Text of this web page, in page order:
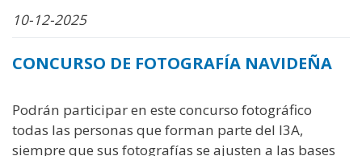
10-12-2025
CONCURSO DE FOTOGRAFÍA NAVIDEÑA
Podrán participar en este concurso fotográfico
todas las personas que forman parte del I3A,
siempre que sus fotografías se ajusten a las bases